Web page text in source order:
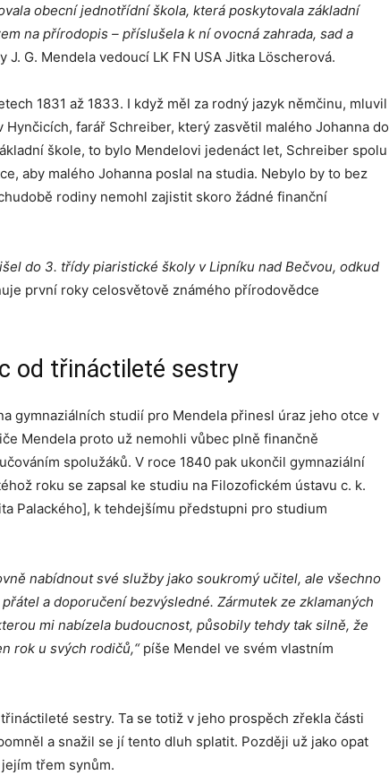
obecní jednotřídní škola, která poskytovala základní
na přírodopis – příslušela k ní ovocná zahrada, sad a
G. Mendela vedoucí LK FN USA Jitka Löscherová.
1831 až 1833. I když měl za rodný jazyk němčinu, mluvil
farář Schreiber, který zasvětil malého Johanna do
škole, to bylo Mendelovi jedenáct let, Schreiber spolu
aby malého Johanna poslal na studia. Nebylo by to bez
rodiny nemohl zajistit skoro žádné finanční
do 3. třídy piaristické školy v Lipníku nad Bečvou, odkud
první roky celosvětově známého přírodovědce
od třináctileté sestry
gymnaziálních studií pro Mendela přinesl úraz jeho otce v
Mendela proto už nemohli vůbec plně finančně
spolužáků. V roce 1840 pak ukončil gymnaziální
roku se zapsal ke studiu na Filozofickém ústavu c. k.
Palackého], k tehdejšímu předstupni pro studium
nabídnout své služby jako soukromý učitel, ale všechno
přátel a doporučení bezvýsledné. Zármutek ze zklamaných
mi nabízela budoucnost, působily tehdy tak silně, že
rok u svých rodičů,“ píše Mendel ve svém vlastním
sestry. Ta se totiž v jeho prospěch zřekla části
a snažil se jí tento dluh splatit. Později už jako opat
třem synům.